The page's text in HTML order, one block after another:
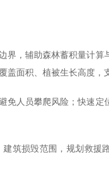
界，辅助森林蓄积量计
面积、植被生长高度，
免人员攀爬风险；快速
筑损毁范围，规划救援